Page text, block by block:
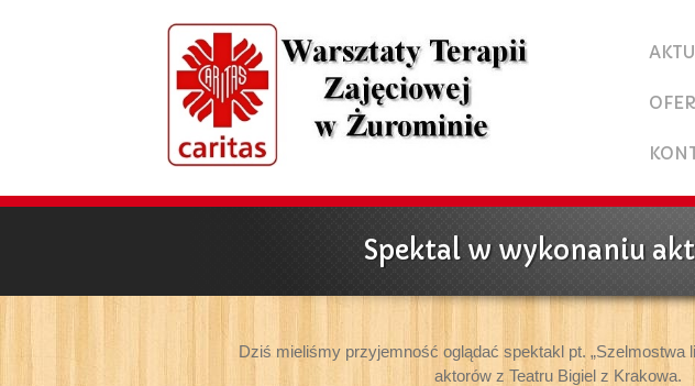
Spektal w wykonaniu
Dziś mieliśmy przyjemność oglądać spektakl pt. „Szelmostwa
aktorów z Teatru Bigiel z Krakowa.